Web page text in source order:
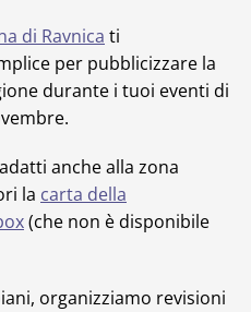
di Ravnica ti
per pubblicizzare la
durante i tuoi eventi di
anche alla zona
la carta della
(che non è disponibile
organizziamo revisioni